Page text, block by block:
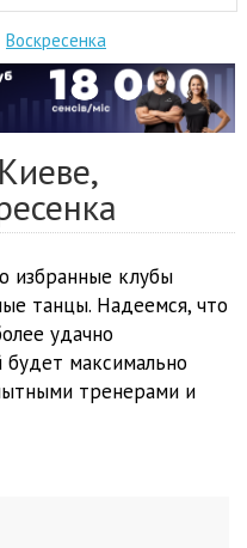
Воскресенка
избранные клубы
танцы. Надеемся, что
удачно
максимально
тренерами и